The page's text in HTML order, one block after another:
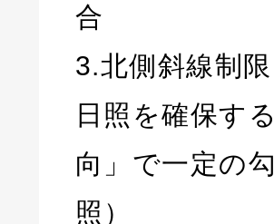
合
3.北側斜線制
日照を確保す
向」で一定の
照）